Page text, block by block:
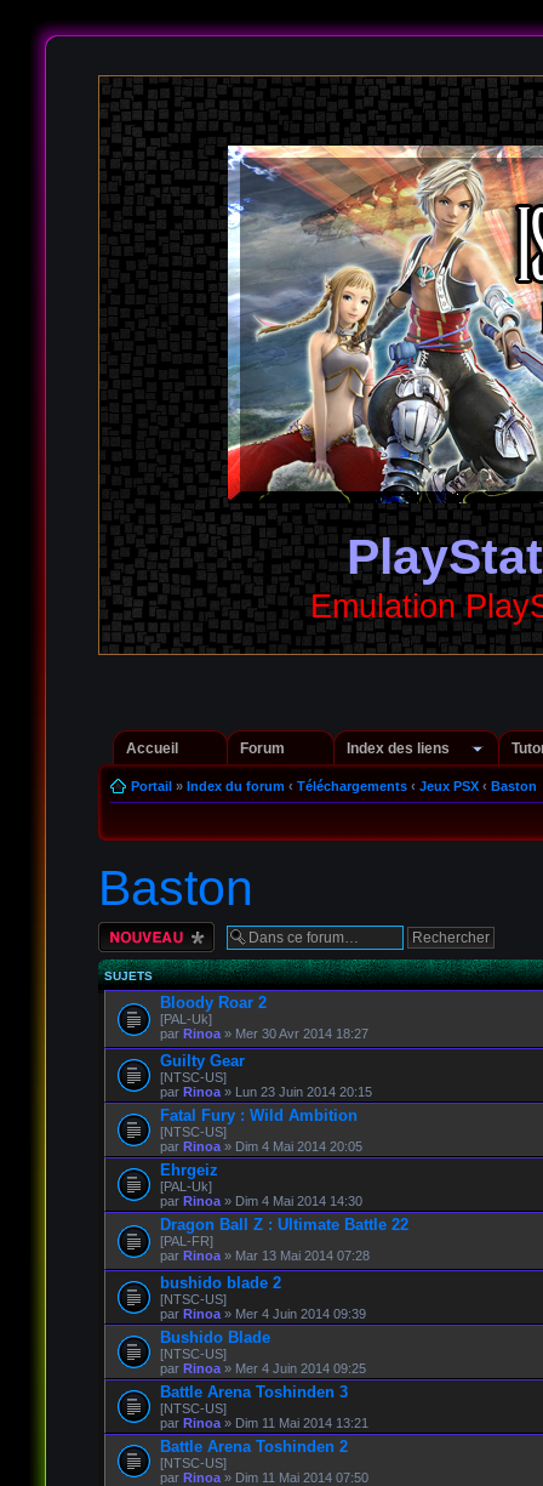
Emulation
Accueil Forum Index des liens
Portail» Index du forum ‹ Téléchargements ‹ Jeux PSX ‹ Baston
Baston
Écrire un nouveau
sujet
SUJETS
Bloody Roar 2
[PAL-Uk]
par Rinoa» Mer 30 Avr 2014 18:27
Guilty Gear
[NTSC-US]
par Rinoa» Lun 23 Juin 2014 20:15
Fatal Fury : Wild Ambition
[NTSC-US]
par Rinoa» Dim 4 Mai 2014 20:05
Ehrgeiz
[PAL-Uk]
par Rinoa» Dim 4 Mai 2014 14:30
Dragon Ball Z : Ultimate Battle 22
[PAL-FR]
par Rinoa» Mar 13 Mai 2014 07:28
bushido blade 2
[NTSC-US]
par Rinoa» Mer 4 Juin 2014 09:39
Bushido Blade
[NTSC-US]
par Rinoa» Mer 4 Juin 2014 09:25
Battle Arena Toshinden 3
[NTSC-US]
par Rinoa» Dim 11 Mai 2014 13:21
Battle Arena Toshinden 2
[NTSC-US]
par Rinoa» Dim 11 Mai 2014 07:50